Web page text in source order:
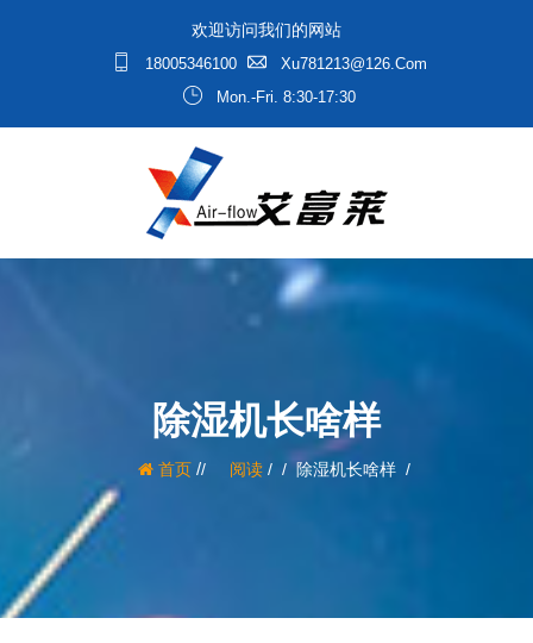
欢迎访问我们的网站
18005346100
Xu781213@126.com
Mon.-Fri. 8:30-17:30
除湿机长啥样
首页/ 阅读/ 除湿机长啥样